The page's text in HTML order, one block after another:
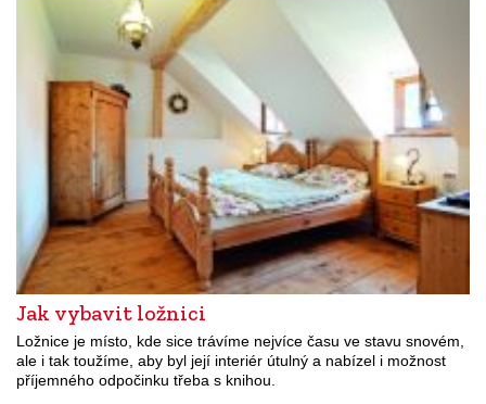
Jak vybavit ložnici
Ložnice je místo, kde sice trávíme nejvíce času ve stavu snovém,
ale i tak toužíme, aby byl její interiér útulný a nabízel i možnost
příjemného odpočinku třeba s knihou.